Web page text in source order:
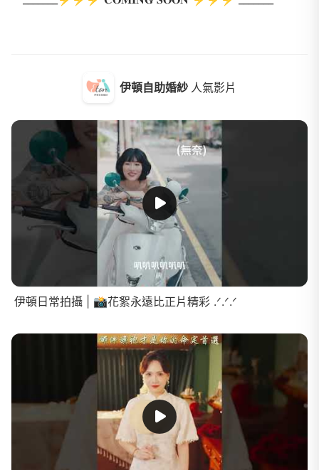
伊頓自助婚紗 人氣影片
伊頓日常拍攝 | 📸花絮永遠比正片精彩 .ᐟ.ᐟ.ᐟ